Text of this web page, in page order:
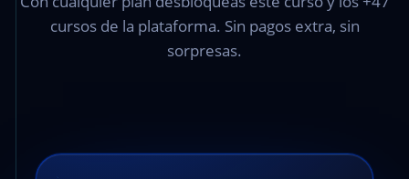
cursos de la plataforma. Sin pagos extra, sin
sorpresas.